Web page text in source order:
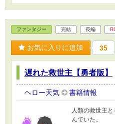
ファンタジー 完結 長編
お気に入りに追加 35
遅れた救世主【勇者版】
ヘロー天気 書籍情報
人類の救世主
んでいた。